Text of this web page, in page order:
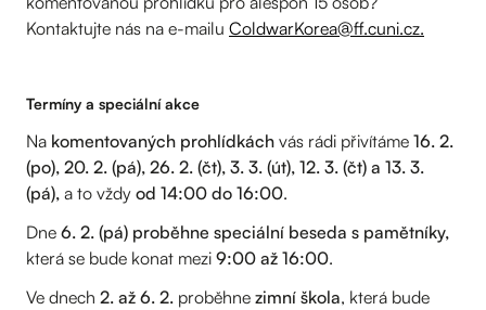
Kontaktujte nás na e-mailu ColdwarKorea@ff.cuni.cz.
Termíny a speciální akce
Na komentovaných prohlídkách vás rádi přivítáme 16. 2.
(po), 20. 2. (pá), 26. 2. (čt), 3. 3. (út), 12. 3. (čt) a 13. 3.
(pá), a to vždy od 14:00 do 16:00.
Dne 6. 2. (pá) proběhne speciální beseda s pamětníky,
která se bude konat mezi 9:00 až 16:00.
Ve dnech 2. až 6. 2. proběhne zimní škola, která bude